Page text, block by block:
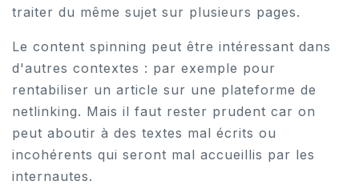
traiter du même sujet sur plusieurs pages.
Le content spinning peut être intéressant dans
d'autres contextes : par exemple pour
rentabiliser un article sur une plateforme de
netlinking. Mais il faut rester prudent car on
peut aboutir à des textes mal écrits ou
incohérents qui seront mal accueillis par les
internautes.